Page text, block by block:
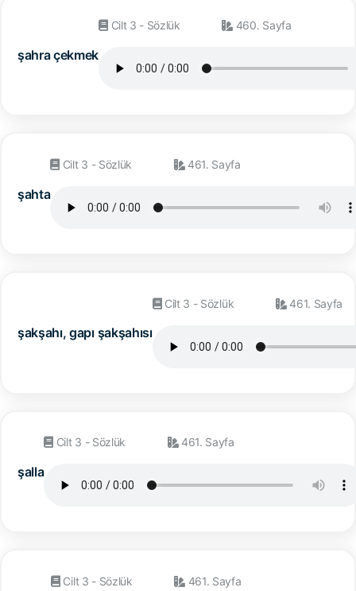
şahra çekmek
Cilt 3 - Sözlük 460. Sayfa
şahta
Cilt 3 - Sözlük 461. Sayfa
şakşahı, gapı şakşahısı
Cilt 3 - Sözlük 461. Sayfa
şalla
Cilt 3 - Sözlük 461. Sayfa
Cilt 3 - Sözlük 461. Sayfa